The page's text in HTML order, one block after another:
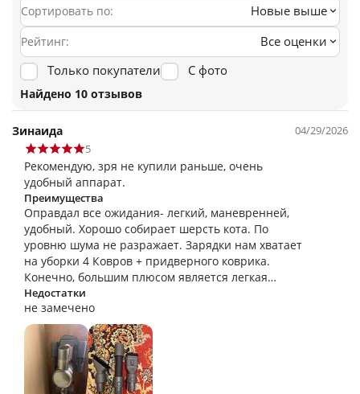
Сортировать по: Новые выше
Рейтинг:
Все оценки
Только покупатели
С фото
Найдено 10 отзывов
Зинаида
04/29/2026
5
Рекомендую, зря не купили раньше, очень
удобный аппарат.
Преимущества
Оправдал все ожидания- легкий, маневренней,
удобный. Хорошо собирает шерсть кота. По
уровню шума не разражает. Зарядки нам хватает
на уборки 4 Ковров + придверного коврика.
Конечно, большим плюсом является легкая
карбоновая трубка.
Недостатки
не замечено